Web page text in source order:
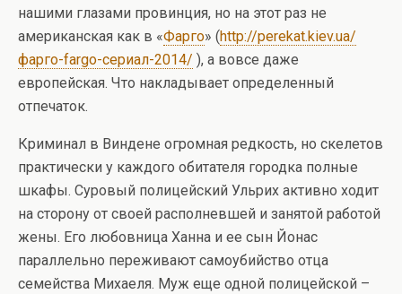
нашими глазами провинция, но на этот раз не
американская как в «Фарго» (http://perekat.kiev.ua/
фарго-fargo-сериал-2014/ ), а вовсе даже
европейская. Что накладывает определенный
отпечаток.
Криминал в Виндене огромная редкость, но скелетов
практически у каждого обитателя городка полные
шкафы. Суровый полицейский Ульрих активно ходит
на сторону от своей располневшей и занятой работой
жены. Его любовница Ханна и ее сын Йонас
параллельно переживают самоубийство отца
семейства Михаеля. Муж еще одной полицейской –